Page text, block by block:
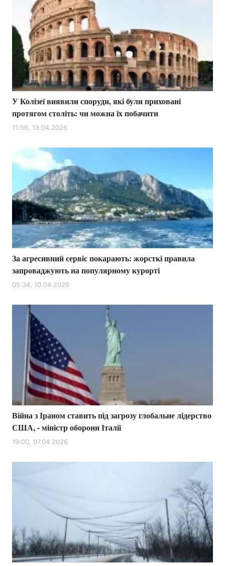
У Колізеї виявили споруди, які були приховані
протягом століть: чи можна їх побачити
11:56, 13.04.2026
За агресивний сервіс покарають: жорсткі правила
запроваджують на популярному курорті
05:34, 10.04.2026
Війна з Іраном ставить під загрозу глобальне лідерство
США, - міністр оборони Італії
19:00, 07.04.2026